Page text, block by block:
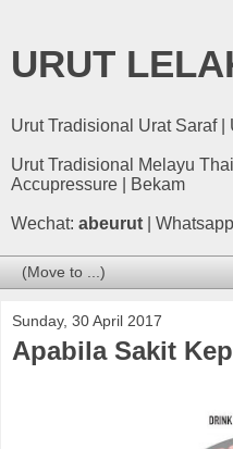
URUT
Urut Tradisional Urat Saraf
Urut Tradisional Melayu
Accupressure | Bekam
Wechat: abeurut |
Sunday, 30 April 2017
Apabila Sakit